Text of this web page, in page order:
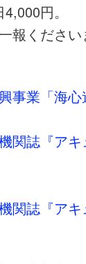
円。
報くださ
事業「海心
関誌『ア
関誌『ア